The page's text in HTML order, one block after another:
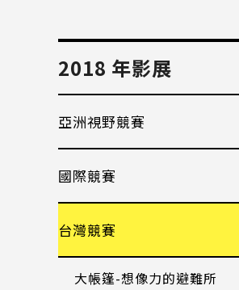
2018 年影展
亞洲視野競賽
國際競賽
台灣競賽
大帳篷-想像力的避難所